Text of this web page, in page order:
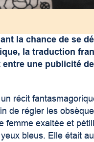
la chance de se
la traduction
une publicité
récit
de régler les
femme exaltée et
bleus. Elle était